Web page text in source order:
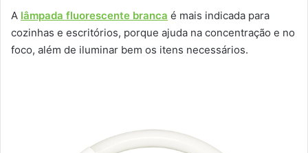
A lâmpada fluorescente branca é mais indicada para
cozinhas e escritórios, porque ajuda na concentração e no
foco, além de iluminar bem os itens necessários.